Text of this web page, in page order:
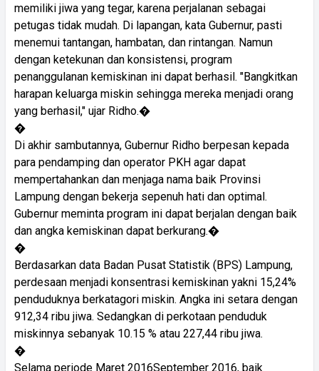
memiliki jiwa yang tegar, karena perjalanan sebagai
petugas tidak mudah. Di lapangan, kata Gubernur, pasti
menemui tantangan, hambatan, dan rintangan. Namun
dengan ketekunan dan konsistensi, program
penanggulanan kemiskinan ini dapat berhasil. "Bangkitkan
harapan keluarga miskin sehingga mereka menjadi orang
yang berhasil," ujar Ridho.�
�
Di akhir sambutannya, Gubernur Ridho berpesan kepada
para pendamping dan operator PKH agar dapat
mempertahankan dan menjaga nama baik Provinsi
Lampung dengan bekerja sepenuh hati dan optimal.
Gubernur meminta program ini dapat berjalan dengan baik
dan angka kemiskinan dapat berkurang.�
�
Berdasarkan data Badan Pusat Statistik (BPS) Lampung,
perdesaan menjadi konsentrasi kemiskinan yakni 15,24%
penduduknya berkatagori miskin. Angka ini setara dengan
912,34 ribu jiwa. Sedangkan di perkotaan penduduk
miskinnya sebanyak 10.15 % atau 227,44 ribu jiwa.
�
Selama periode Maret 2016September 2016, baik